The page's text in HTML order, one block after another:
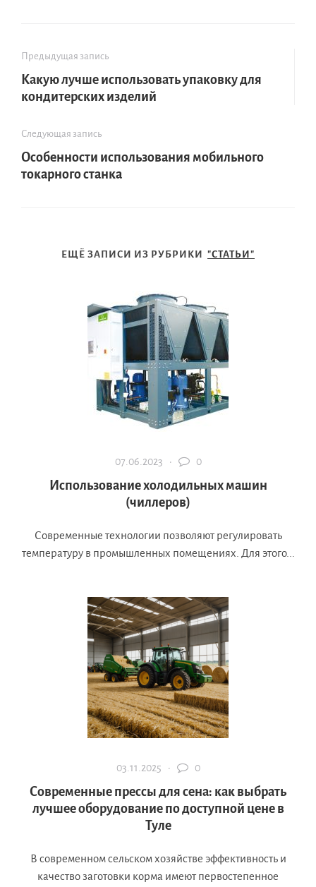
Предыдущая запись
Какую лучше использовать упаковку для
кондитерских изделий
Следующая запись
Особенности использования мобильного
токарного станка
ЕЩЁ ЗАПИСИ ИЗ РУБРИКИ "СТАТЬИ"
07.06.2023 · 0
Использование холодильных машин
(чиллеров)
Современные технологии позволяют регулировать
температуру в промышленных помещениях. Для этого...
03.11.2025 · 0
Современные прессы для сена: как выбрать
лучшее оборудование по доступной цене в
Туле
В современном сельском хозяйстве эффективность и
качество заготовки корма имеют первостепенное